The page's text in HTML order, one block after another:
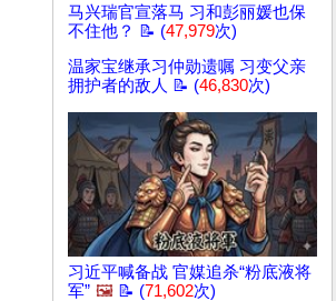
马兴瑞官宣落马 习和彭丽媛也保
不住他？ 📝 (47,979次)
温家宝继承习仲勋遗嘱 习变父亲
拥护者的敌人 📝 (46,830次)
习近平喊备战 官媒追杀“粉底液将
军” 🖼️ 📝 (71,602次)